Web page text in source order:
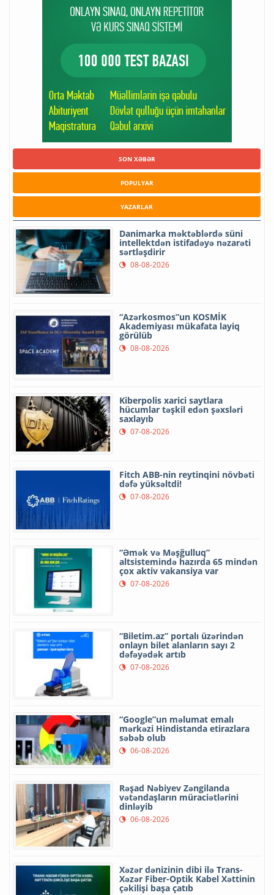
SON XƏBƏR
POPULYAR
YAZARLAR
Danimarka məktəblərdə süni
intellektdən istifadəyə nəzarəti
sərtləşdirir
08-08-2026
“Azərkosmos”un KOSMİK
Akademiyası mükafata layiq
görülüb
08-08-2026
Kiberpolis xarici saytlara
hücumlar təşkil edən şəxsləri
saxlayıb
07-08-2026
Fitch ABB-nin reytinqini növbəti
dəfə yüksəltdi!
07-08-2026
“Əmək və Məşğulluq”
altsistemində hazırda 65 mindən
çox aktiv vakansiya var
07-08-2026
“Biletim.az” portalı üzərindən
onlayn bilet alanların sayı 2
dəfəyədək artıb
07-08-2026
“Google”un məlumat emalı
mərkəzi Hindistanda etirazlara
səbəb olub
06-08-2026
Rəşad Nəbiyev Zəngilanda
vətəndaşların müraciətlərini
dinləyib
06-08-2026
Xəzər dənizinin dibi ilə Trans-
Xəzər Fiber-Optik Kabel Xəttinin
çəkilişi başa çatıb